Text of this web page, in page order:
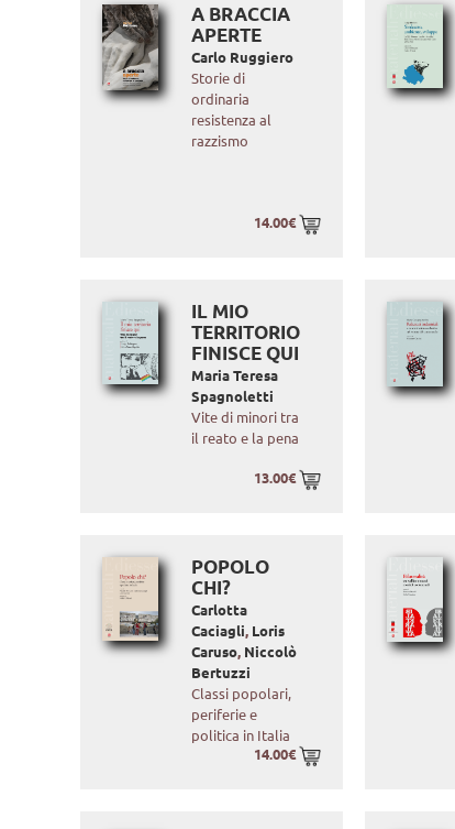
A BRACCIA
APERTE
Carlo Ruggiero
Storie di
ordinaria
resistenza al
razzismo
14.00€
IL MIO
TERRITORIO
FINISCE QUI
Maria Teresa
Spagnoletti
Vite di minori tra
il reato e la pena
13.00€
POPOLO
CHI?
Carlotta
Caciagli, Loris
Caruso, Niccolò
Bertuzzi
Classi popolari,
periferie e
politica in Italia
14.00€